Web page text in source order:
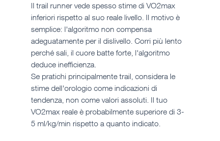
Il trail runner vede spesso stime di VO2max
inferiori rispetto al suo reale livello. Il motivo è
semplice: l'algoritmo non compensa
adeguatamente per il dislivello. Corri più lento
perché sali, il cuore batte forte, l'algoritmo
deduce inefficienza.
Se pratichi principalmente trail, considera le
stime dell'orologio come indicazioni di
tendenza, non come valori assoluti. Il tuo
VO2max reale è probabilmente superiore di 3-
5 ml/kg/min rispetto a quanto indicato.